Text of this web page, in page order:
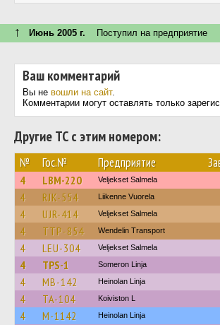
↑ Июнь 2005 г. Поступил на предприятие
Ваш комментарий
Вы не вошли на сайт.
Комментарии могут оставлять только
Другие ТС с этим номером:
№ Гос.№ Предприятие
4 LBM-220 Veljekset Salmela
4 RJK-554 Liikenne Vuorela
4 UJR-414 Veljekset Salmela
4 TTP-854 Wendelin Transport
4 LEU-304 Veljekset Salmela
4 TPS-1 Someron Linja
4 MB-142 Heinolan Linja
4 TA-104 Koiviston L
4 M-1142 Heinolan Linja